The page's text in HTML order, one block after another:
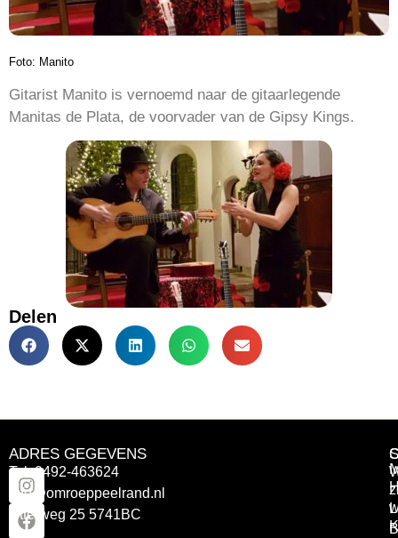
Foto: Manito
Gitarist Manito is vernoemd naar de gitaarlegende
Manitas de Plata, de voorvader van de Gipsy Kings.
Delen
ADRES GEGEVENS
Tel: 0492-463624
info@omroeppeelrand.nl
Otterweg 25 5741BC